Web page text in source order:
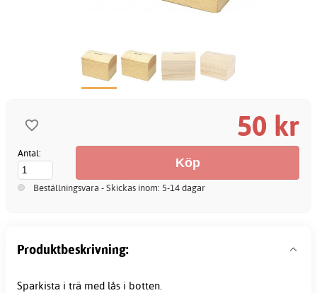
50 kr
Antal:
Beställningsvara - Skickas inom: 5-14 dagar
Produktbeskrivning:
Sparkista i trä med lås i botten.